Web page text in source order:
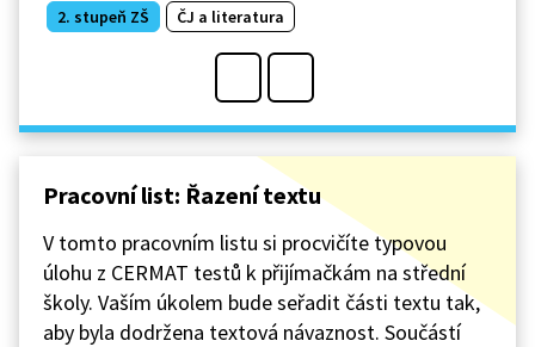
2. stupeň ZŠ ČJ a literatura
Pracovní list: Řazení textu
V tomto pracovním listu si procvičíte typovou
úlohu z CERMAT testů k přijímačkám na střední
školy. Vaším úkolem bude seřadit části textu tak,
aby byla dodržena textová návaznost. Součástí